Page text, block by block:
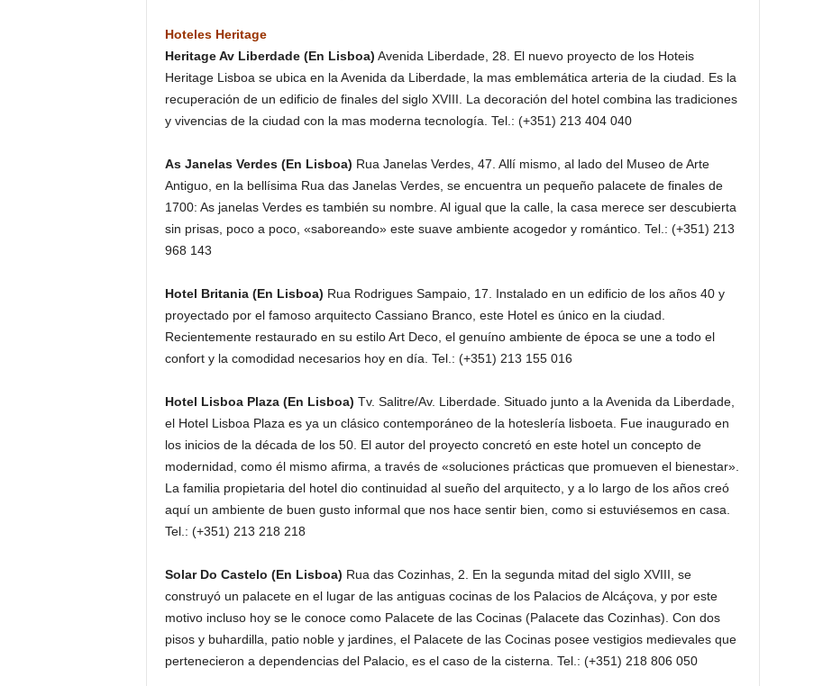
Hoteles Heritage
Heritage Av Liberdade (En Lisboa) Avenida Liberdade, 28. El nuevo proyecto de los Hoteis
Heritage Lisboa se ubica en la Avenida da Liberdade, la mas emblemática arteria de la ciudad. Es la
recuperación de un edificio de finales del siglo XVIII. La decoración del hotel combina las tradiciones
y vivencias de la ciudad con la mas moderna tecnología. Tel.: (+351) 213 404 040
As Janelas Verdes (En Lisboa) Rua Janelas Verdes, 47. Allí mismo, al lado del Museo de Arte
Antiguo, en la bellísima Rua das Janelas Verdes, se encuentra un pequeño palacete de finales de
1700: As janelas Verdes es también su nombre. Al igual que la calle, la casa merece ser descubierta
sin prisas, poco a poco, «saboreando» este suave ambiente acogedor y romántico. Tel.: (+351) 213
968 143
Hotel Britania (En Lisboa) Rua Rodrigues Sampaio, 17. Instalado en un edificio de los años 40 y
proyectado por el famoso arquitecto Cassiano Branco, este Hotel es único en la ciudad.
Recientemente restaurado en su estilo Art Deco, el genuíno ambiente de época se une a todo el
confort y la comodidad necesarios hoy en día. Tel.: (+351) 213 155 016
Hotel Lisboa Plaza (En Lisboa) Tv. Salitre/Av. Liberdade. Situado junto a la Avenida da Liberdade,
el Hotel Lisboa Plaza es ya un clásico contemporáneo de la hoteslería lisboeta. Fue inaugurado en
los inicios de la década de los 50. El autor del proyecto concretó en este hotel un concepto de
modernidad, como él mismo afirma, a través de «soluciones prácticas que promueven el bienestar».
La familia propietaria del hotel dio continuidad al sueño del arquitecto, y a lo largo de los años creó
aquí un ambiente de buen gusto informal que nos hace sentir bien, como si estuviésemos en casa.
Tel.: (+351) 213 218 218
Solar Do Castelo (En Lisboa) Rua das Cozinhas, 2. En la segunda mitad del siglo XVIII, se
construyó un palacete en el lugar de las antiguas cocinas de los Palacios de Alcáçova, y por este
motivo incluso hoy se le conoce como Palacete de las Cocinas (Palacete das Cozinhas). Con dos
pisos y buhardilla, patio noble y jardines, el Palacete de las Cocinas posee vestigios medievales que
pertenecieron a dependencias del Palacio, es el caso de la cisterna. Tel.: (+351) 218 806 050